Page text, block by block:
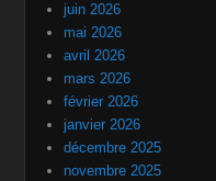
juin 2026
mai 2026
avril 2026
mars 2026
février 2026
janvier 2026
décembre 2025
novembre 2025